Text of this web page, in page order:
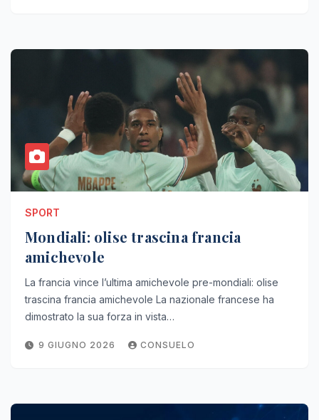
SPORT
Mondiali: olise trascina francia
amichevole
La francia vince l’ultima amichevole pre-mondiali: olise
trascina francia amichevole La nazionale francese ha
dimostrato la sua forza in vista…
9 GIUGNO 2026 CONSUELO